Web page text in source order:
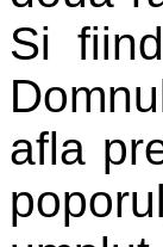
Si
afla